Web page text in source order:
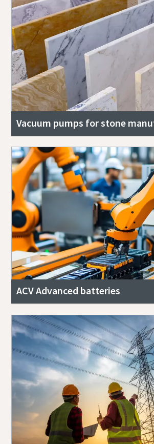
Vacuum pumps for stone
ACV Advanced batteries